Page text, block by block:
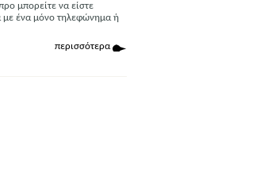
μπορείτε να είστε
με ένα μόνο τηλεφώνημα ή
περισσότερα